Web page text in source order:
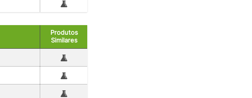
Produtos
Similares